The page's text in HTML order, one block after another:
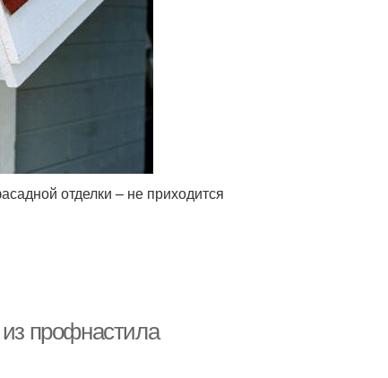
отделки – не приходится
профнастила